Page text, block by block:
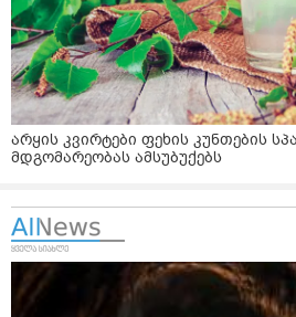
არყის კვირტები ფეხის კუნთების
მდგომარეობას ამსუბუქებს